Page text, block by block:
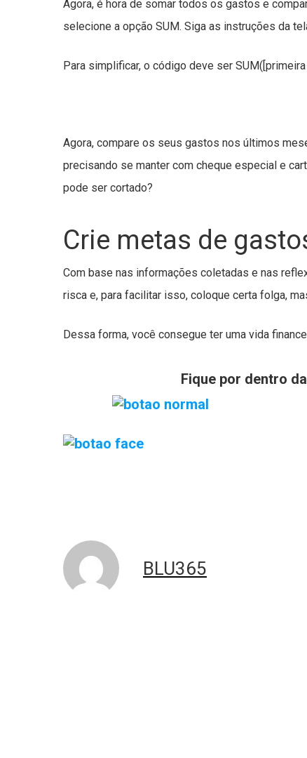
Agora, é hora de somar todos os gastos e
selecione a opção SUM. Siga as instruções da
Para simplificar, o código deve ser
Agora, compare os seus gastos nos últimos
precisando se manter com cheque especial e
pode ser cortado?
Crie metas de
Com base nas informações coletadas e nas
risca e, para facilitar isso, coloque certa folga,
Dessa forma, você consegue ter uma vida
Fique por dentro
BLU365